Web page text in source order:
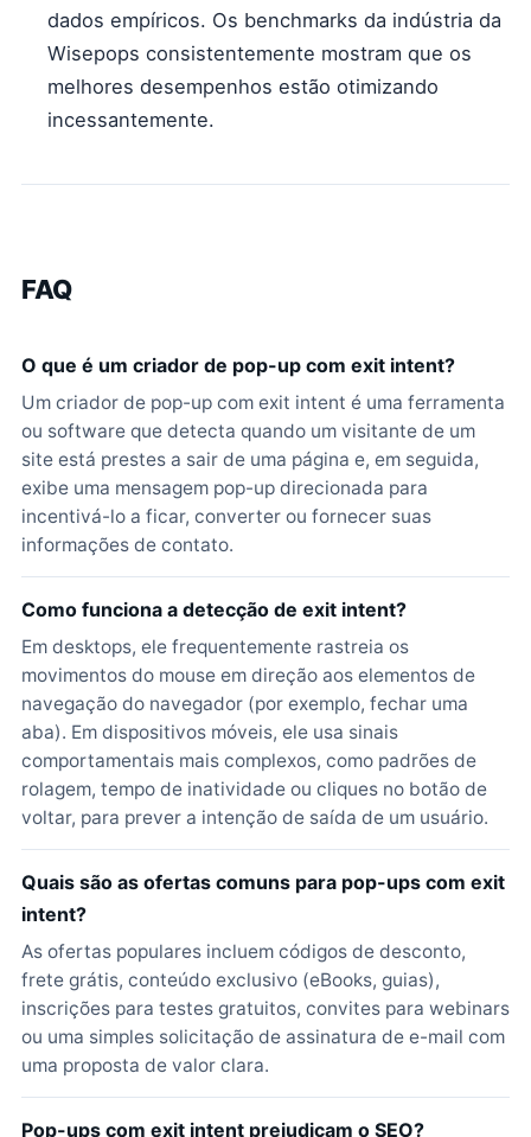
dados empíricos. Os benchmarks da indústria da
Wisepops consistentemente mostram que os
melhores desempenhos estão otimizando
incessantemente.
FAQ
O que é um criador de pop-up com exit intent?
Um criador de pop-up com exit intent é uma ferramenta
ou software que detecta quando um visitante de um
site está prestes a sair de uma página e, em seguida,
exibe uma mensagem pop-up direcionada para
incentivá-lo a ficar, converter ou fornecer suas
informações de contato.
Como funciona a detecção de exit intent?
Em desktops, ele frequentemente rastreia os
movimentos do mouse em direção aos elementos de
navegação do navegador (por exemplo, fechar uma
aba). Em dispositivos móveis, ele usa sinais
comportamentais mais complexos, como padrões de
rolagem, tempo de inatividade ou cliques no botão de
voltar, para prever a intenção de saída de um usuário.
Quais são as ofertas comuns para pop-ups com exit
intent?
As ofertas populares incluem códigos de desconto,
frete grátis, conteúdo exclusivo (eBooks, guias),
inscrições para testes gratuitos, convites para webinars
ou uma simples solicitação de assinatura de e-mail com
uma proposta de valor clara.
Pop-ups com exit intent prejudicam o SEO?